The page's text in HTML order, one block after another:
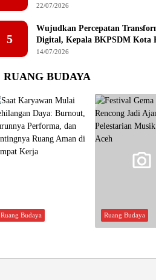
Penandatanganan MoU dengan
Selatan
22/07/2026
5
Wujudkan Percepatan
Digital, Kepala BKPSDM Kota
Aceh Ajak ASN Manfaatkan
14/07/2026
RUANG BUDAYA
Ruang Budaya Ruang Budaya